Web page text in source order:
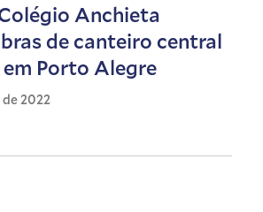
Anchieta
de canteiro central
Porto Alegre
2022